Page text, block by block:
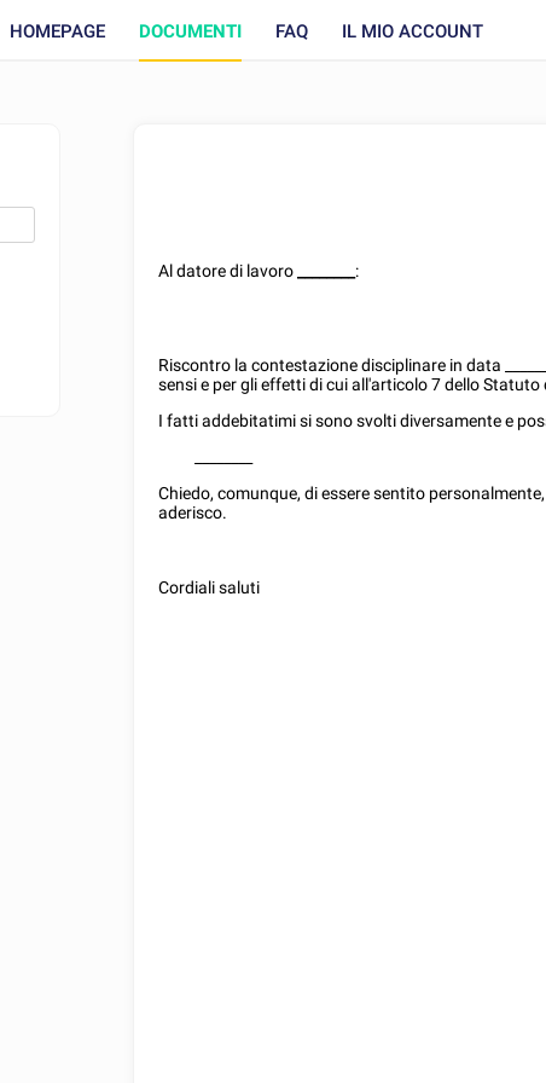
HOMEPAGE DOCUMENTI FAQ IL MIO ACCOUNT
Al datore di lavoro :
Riscontro la contestazione disciplinare in data
sensi e per gli effetti di cui all'articolo 7 dello
I fatti addebitatimi si sono svolti diversamente e
Chiedo, comunque, di essere sentito
aderisco.
Cordiali saluti